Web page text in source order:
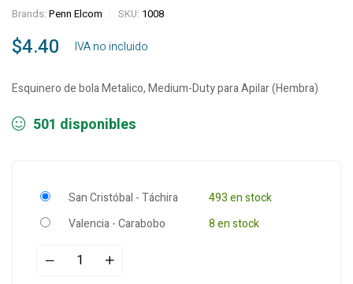
Brands: Penn Elcom SKU: 1008
$4.40 ‎ ‎ ‎ IVA no incluido
Esquinero de bola Metalico, Medium-Duty para Apilar (Hembra)
501 disponibles
San Cristóbal - Táchira
493 en stock
Valencia - Carabobo
8 en stock